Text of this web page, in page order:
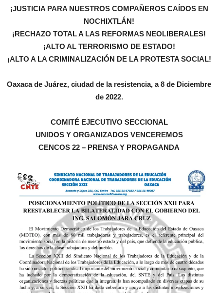
¡JUSTICIA PARA NUESTROS COMPAÑEROS CAÍDOS EN
NOCHIXTLÁN!
¡RECHAZO TOTAL A LAS REFORMAS NEOLIBERALES!
¡ALTO AL TERRORISMO DE ESTADO!
¡ALTO A LA CRIMINALIZACIÓN DE LA PROTESTA SOCIAL!
Oaxaca de Juárez, ciudad de la resistencia, a 8 de Diciembre
de 2022.
COMITÉ EJECUTIVO SECCIONAL
UNIDOS Y ORGANIZADOS VENCEREMOS
CENCOS 22 – PRENSA Y PROPAGANDA